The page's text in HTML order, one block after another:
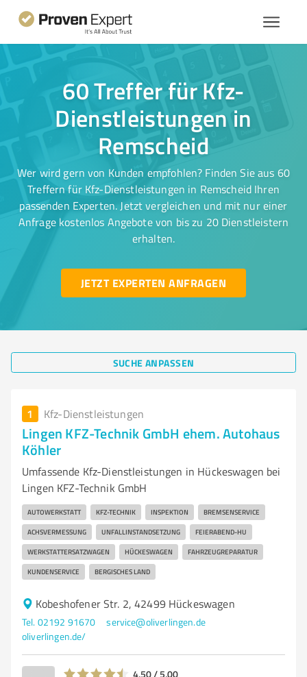
60 Treffer für Kfz-
Dienstleistungen in
Remscheid
Wer wird gern von Kunden empfohlen? Finden Sie aus 60
Treffern für Kfz-Dienstleistungen in Remscheid Ihren
passenden Experten. Jetzt vergleichen und mit nur einer
Anfrage kostenlos Angebote von bis zu 20 Dienstleistern
erhalten.
JETZT EXPERTEN ANFRAGEN
SUCHE ANPASSEN
1 Kfz-Dienstleistungen
Lingen KFZ-Technik GmbH ehem. Autohaus
Köhler
Umfassende Kfz-Dienstleistungen in Hückeswagen bei
Lingen KFZ-Technik GmbH
AUTOWERKSTATT KFZ-TECHNIK INSPEKTION BREMSENSERVICE
ACHSVERMESSUNG UNFALLINSTANDSETZUNG FEIERABEND-HU
WERKSTATTERSATZWAGEN HÜCKESWAGEN FAHRZEUGREPARATUR
KUNDENSERVICE BERGISCHES LAND
Kobeshofener Str. 2, 42499 Hückeswagen
Tel. 02192 91670
service@oliverlingen.de
oliverlingen.de/
4,50 / 5,00